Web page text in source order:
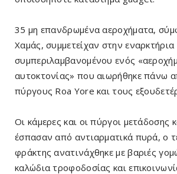
35 μη επανδρωμένα αεροχήματα,
Χαμάς, συμμετείχαν στην εναρκτήρια
συμπεριλαμβανομένου ενός
αυτοκτονίας» που αιωρήθηκε πάνω
πύργους Roa Yore και τους
Οι κάμερες και οι πύργοι μετάδοσης
έσπασαν από αντιαρματικά πυρά, ο
φράκτης ανατινάχθηκε με βαριές
καλώδια τροφοδοσίας και